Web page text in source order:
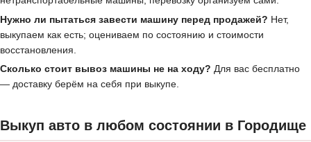
Нужно ли пытаться завести машину перед продажей? Нет,
выкупаем как есть; оцениваем по состоянию и стоимости
восстановления.
Сколько стоит вывоз машины не на ходу? Для вас бесплатно
— доставку берём на себя при выкупе.
Выкуп авто в любом состоянии в Городище